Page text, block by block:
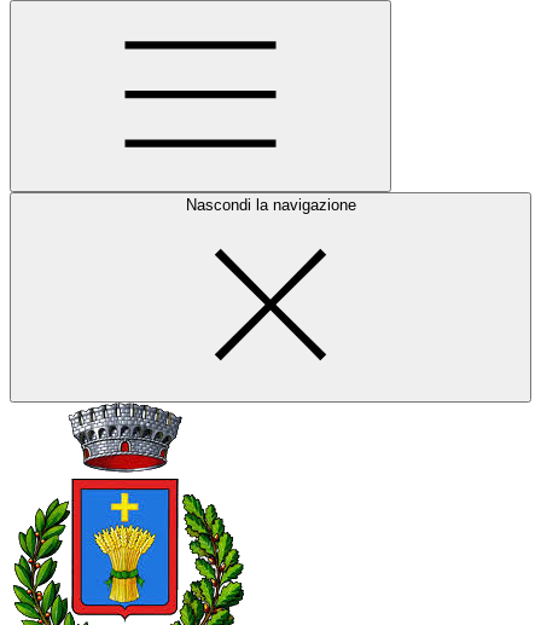
Nascondi la navigazione